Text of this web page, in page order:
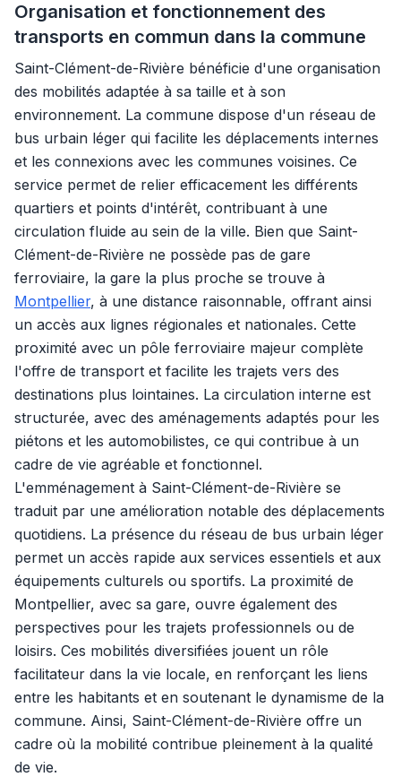
Organisation et fonctionnement des
transports en commun dans la commune
Saint-Clément-de-Rivière bénéficie d'une organisation
des mobilités adaptée à sa taille et à son
environnement. La commune dispose d'un réseau de
bus urbain léger qui facilite les déplacements internes
et les connexions avec les communes voisines. Ce
service permet de relier efficacement les différents
quartiers et points d'intérêt, contribuant à une
circulation fluide au sein de la ville. Bien que Saint-
Clément-de-Rivière ne possède pas de gare
ferroviaire, la gare la plus proche se trouve à
Montpellier, à une distance raisonnable, offrant ainsi
un accès aux lignes régionales et nationales. Cette
proximité avec un pôle ferroviaire majeur complète
l'offre de transport et facilite les trajets vers des
destinations plus lointaines. La circulation interne est
structurée, avec des aménagements adaptés pour les
piétons et les automobilistes, ce qui contribue à un
cadre de vie agréable et fonctionnel.
L'emménagement à Saint-Clément-de-Rivière se
traduit par une amélioration notable des déplacements
quotidiens. La présence du réseau de bus urbain léger
permet un accès rapide aux services essentiels et aux
équipements culturels ou sportifs. La proximité de
Montpellier, avec sa gare, ouvre également des
perspectives pour les trajets professionnels ou de
loisirs. Ces mobilités diversifiées jouent un rôle
facilitateur dans la vie locale, en renforçant les liens
entre les habitants et en soutenant le dynamisme de la
commune. Ainsi, Saint-Clément-de-Rivière offre un
cadre où la mobilité contribue pleinement à la qualité
de vie.